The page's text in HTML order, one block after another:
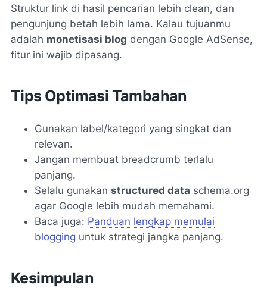
Struktur link di hasil pencarian lebih clean, dan
pengunjung betah lebih lama. Kalau tujuanmu
adalah monetisasi blog dengan Google AdSense,
fitur ini wajib dipasang.
Tips Optimasi Tambahan
Gunakan label/kategori yang singkat dan
relevan.
Jangan membuat breadcrumb terlalu
panjang.
Selalu gunakan structured data schema.org
agar Google lebih mudah memahami.
Baca juga: Panduan lengkap memulai
blogging untuk strategi jangka panjang.
Kesimpulan